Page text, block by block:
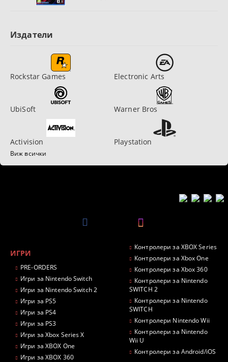
Издатели
Rockstar Games Electronic Arts
UbiSoft Warner Bros
Activision Playstation
Виж всички
ИГРИ
PRE-ORDERS
Игри за Nintendo Switch
Игри за Nintendo Switch 2
Игри за PS5
Игри за PS4
Игри за PS3
Игри за Xbox Series X
Игри за XBOX One
Игри за XBOX 360
Контролери за XBOX Series
Контролери за Xbox One
Контролери за Xbox 360
Контролери за Nintendo
SWITCH 2
Контролери за Nintendo
SWITCH
Контролери Nintendo Wii
Контролери за Nintendo
Wii U
Контролери за Android/iOS